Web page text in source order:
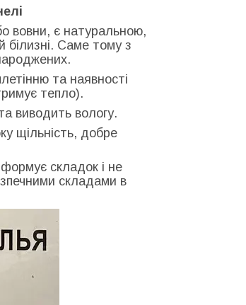
вовни, є натуральною,
білизні. Саме тому з
та наявності
тепло).
виводить вологу.
щільність, добре
складок і не
складами в